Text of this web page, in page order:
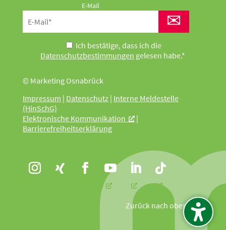
E-Mail
✉
Ich bestätige, dass ich die
Datenschutzbestimmungen gelesen habe.*
© Marketing Osnabrück
Impressum | Datenschutz| Interne Meldestelle
(HinSchG)
Elektronische Kommunikation
|
Barrierefreiheitserklärung
Zurück nach oben